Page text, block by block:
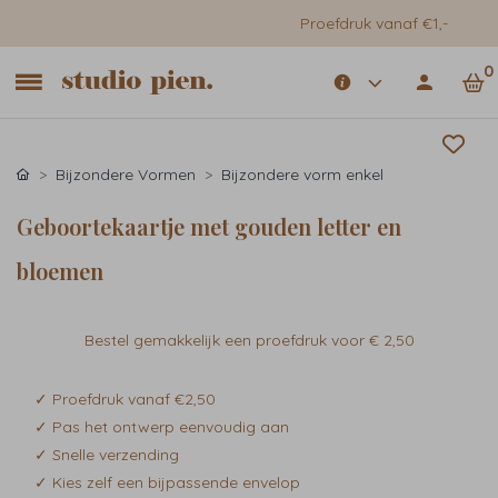
Proefdruk vanaf €1,-
0
Bijzondere Vormen Bijzondere vorm enkel
Geboortekaartje met gouden letter en
bloemen
Bestel gemakkelijk een proefdruk voor € 2,50
✓ Proefdruk vanaf €2,50
✓ Pas het ontwerp eenvoudig aan
✓ Snelle verzending
✓ Kies zelf een bijpassende envelop